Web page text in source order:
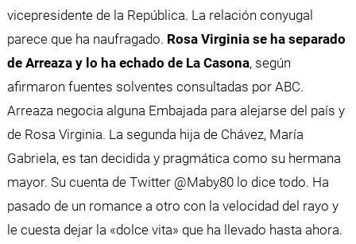
vicepresidente de la República. La relación conyugal
parece que ha naufragado. Rosa Virginia se ha separado
de Arreaza y lo ha echado de La Casona, según
afirmaron fuentes solventes consultadas por ABC.
Arreaza negocia alguna Embajada para alejarse del país y
de Rosa Virginia. La segunda hija de Chávez, María
Gabriela, es tan decidida y pragmática como su hermana
mayor. Su cuenta de Twitter @Maby80 lo dice todo. Ha
pasado de un romance a otro con la velocidad del rayo y
le cuesta dejar la «dolce vita» que ha llevado hasta ahora.